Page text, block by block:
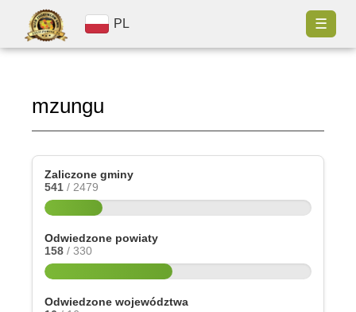
PL ☰
mzungu
Zaliczone gminy
541 / 2479
Odwiedzone powiaty
158 / 330
Odwiedzone województwa